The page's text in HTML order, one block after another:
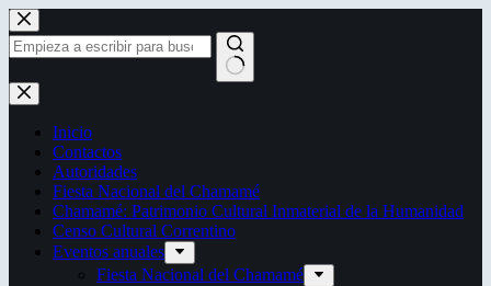
Saltar
al
contenido
Sin
resultados
Inicio
Contactos
Autoridades
Fiesta Nacional del Chamamé
Chamamé: Patrimonio Cultural Inmaterial de la Humanidad
Censo Cultural Correntino
Eventos anuales
Fiesta Nacional del Chamamé